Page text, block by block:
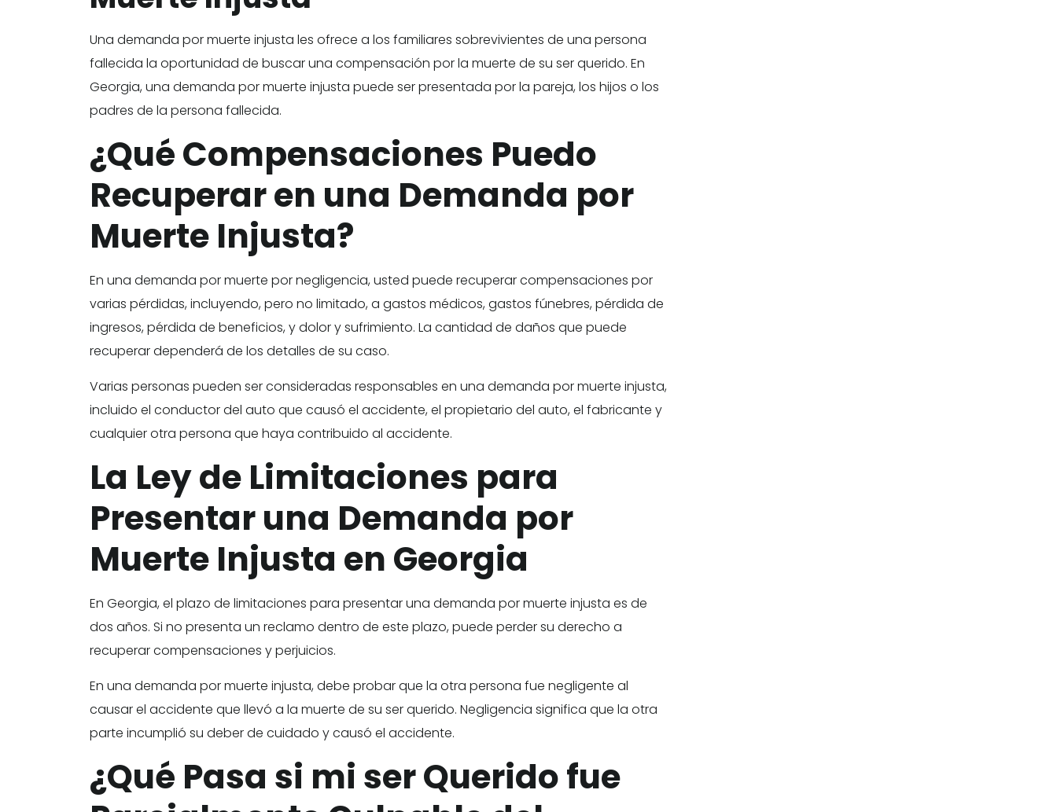
Una demanda por muerte injusta les ofrece a los familiares sobrevivientes de una persona
fallecida la oportunidad de buscar una compensación por la muerte de su ser querido. En
Georgia, una demanda por muerte injusta puede ser presentada por la pareja, los hijos o los
padres de la persona fallecida.
¿Qué Compensaciones Puedo
Recuperar en una Demanda por
Muerte Injusta?
En una demanda por muerte por negligencia, usted puede recuperar compensaciones por
varias pérdidas, incluyendo, pero no limitado, a gastos médicos, gastos fúnebres, pérdida de
ingresos, pérdida de beneficios, y dolor y sufrimiento. La cantidad de daños que puede
recuperar dependerá de los detalles de su caso.
Varias personas pueden ser consideradas responsables en una demanda por muerte injusta,
incluido el conductor del auto que causó el accidente, el propietario del auto, el fabricante y
cualquier otra persona que haya contribuido al accidente.
La Ley de Limitaciones para
Presentar una Demanda por
Muerte Injusta en Georgia
En Georgia, el plazo de limitaciones para presentar una demanda por muerte injusta es de
dos años. Si no presenta un reclamo dentro de este plazo, puede perder su derecho a
recuperar compensaciones y perjuicios.
En una demanda por muerte injusta, debe probar que la otra persona fue negligente al
causar el accidente que llevó a la muerte de su ser querido. Negligencia significa que la otra
parte incumplió su deber de cuidado y causó el accidente.
¿Qué Pasa si mi ser Querido fue